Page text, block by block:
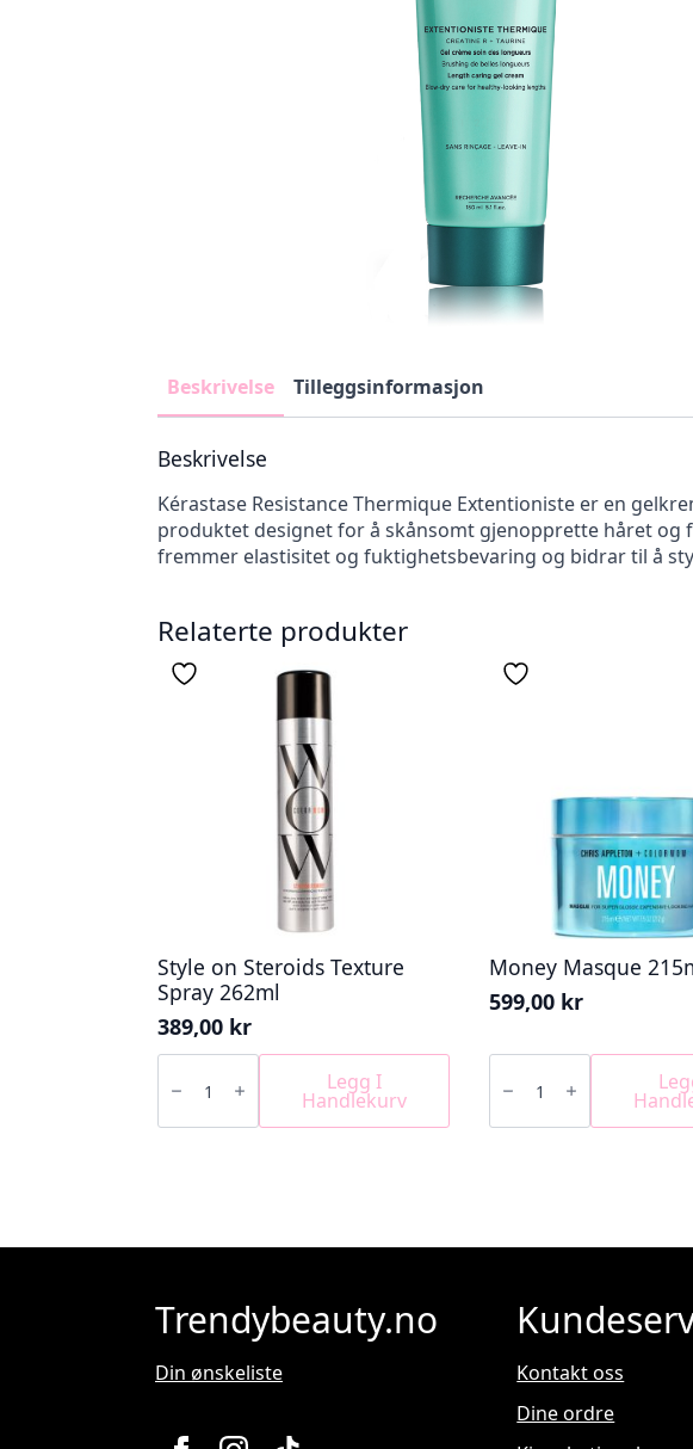
Beskrivelse Tilleggsinformasjon
Beskrivelse
Kérastase Resistance Thermique Extentioniste er en
produktet designet for å skånsomt gjenopprette håret
fremmer elastisitet og fuktighetsbevaring og bidrar til å
Relaterte produkter
Style on Steroids Texture
Spray 262ml
389,00 kr
Style
Steroids
Spray
Legg I
Handlekurv
Money Masque
599,00 kr
Money
215ml
Trendybeauty.no
Din ønskeliste
Kontakt oss
Dine ordre